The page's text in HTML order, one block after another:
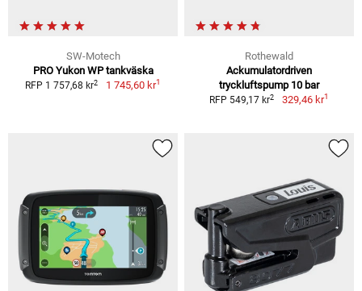
SW-Motech
PRO Yukon WP tankväska
RFP 1 757,68 kr2 1 745,60 kr1
Rothewald
Ackumulatordriven
tryckluftspump 10 bar
RFP 549,17 kr2 329,46 kr1